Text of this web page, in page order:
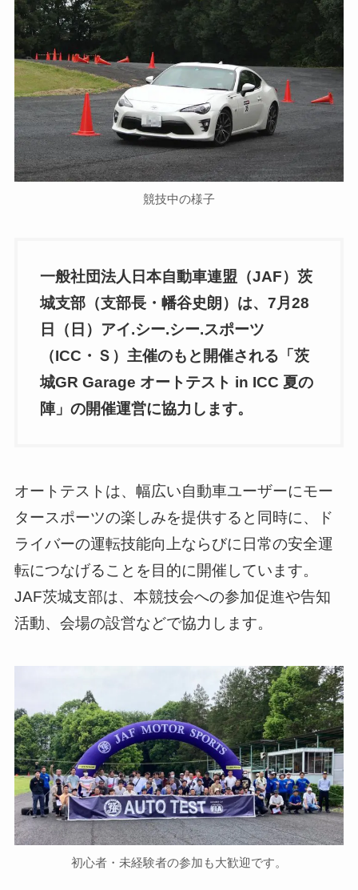
競技中の様子
一般社団法人日本自動車連盟（JAF）茨
城支部（支部長・幡谷史朗）は、7月28
日（日）アイ.シー.シー.スポーツ
（ICC・Ｓ）主催のもと開催される「茨
城GR Garage オートテスト in ICC 夏の
陣」の開催運営に協力します。
オートテストは、幅広い自動車ユーザーにモー
タースポーツの楽しみを提供すると同時に、ド
ライバーの運転技能向上ならびに日常の安全運
転につなげることを目的に開催しています。
JAF茨城支部は、本競技会への参加促進や告知
活動、会場の設営などで協力します。
初心者・未経験者の参加も大歓迎です。